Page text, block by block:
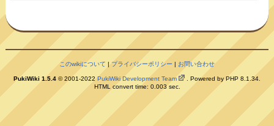
このwikiについて |プライバシーポリシー | お問い合わせ
PukiWiki 1.5.4 © 2001-2022PukiWiki Development Team
. Powered by PHP 8.1.34.
HTML convert time: 0.003 sec.